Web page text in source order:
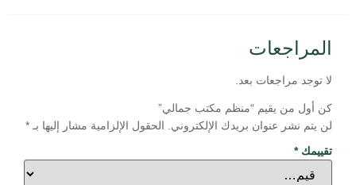
المراجعات
لا توجد مراجعات بعد.
كن أول من يقيم “منظم مكتب جمالي”
لن يتم نشر عنوان بريدك الإلكتروني. الحقول الإلزامية مشار إليها بـ *
تقييمك*